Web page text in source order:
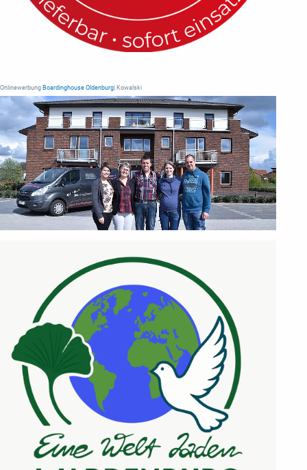
Onlinewerbung Boardinghouse Oldenburg | Kowalski